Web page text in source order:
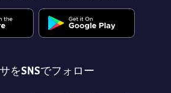
をSNSでフォロー